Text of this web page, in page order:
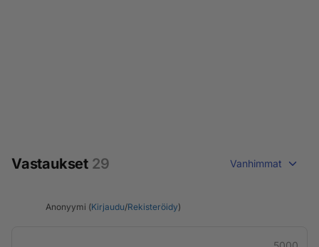
Vastaukset 29 Vanhimmat
Anonyymi (Kirjaudu/Rekisteröidy)